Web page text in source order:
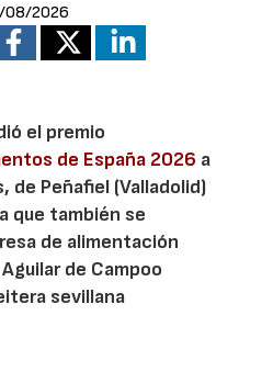
08/2026
el premio
de España 2026 a
de Peñafiel (Valladolid)
que también se
de alimentación
de Campoo
sevillana